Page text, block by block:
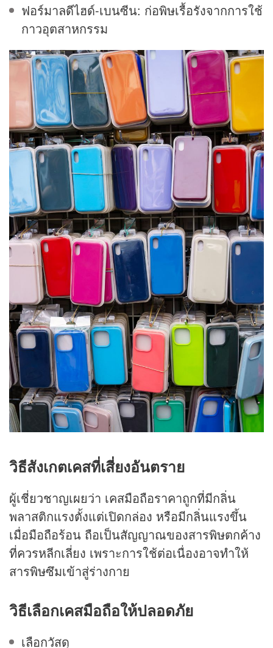
ฟอร์มาลดีไฮด์-เบนซีน: ก่อพิษเรื้อรังจากการใช้
กาวอุตสาหกรรม
วิธีสังเกตเคสที่เสี่ยงอันตราย
ผู้เชี่ยวชาญเผยว่า เคสมือถือราคาถูกที่มีกลิ่น
พลาสติกแรงตั้งแต่เปิดกล่อง หรือมีกลิ่นแรงขึ้น
เมื่อมือถือร้อน ถือเป็นสัญญาณของสารพิษตกค้าง
ที่ควรหลีกเลี่ยง เพราะการใช้ต่อเนื่องอาจทำให้
สารพิษซึมเข้าสู่ร่างกาย
วิธีเลือกเคสมือถือให้ปลอดภัย
เลือกวัสดุ